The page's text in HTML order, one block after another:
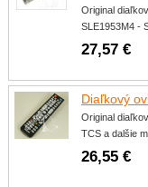
Original
SLE1953M4 -
27,57 €
Diaľkový
Original
TCS a dalšie
26,55 €